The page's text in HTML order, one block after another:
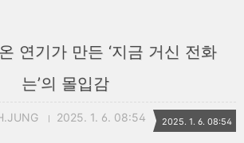
연기가 만든 ‘지금 거신 전화
는’의 몰입감
2025. 1. 6. 08:54 2025. 1. 6. 08:54